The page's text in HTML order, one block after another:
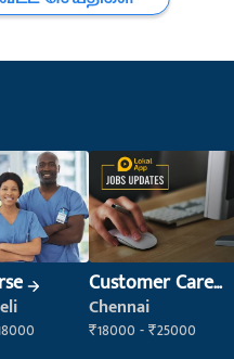
Customer Care
Executive
Chennai
₹18000 - ₹25000